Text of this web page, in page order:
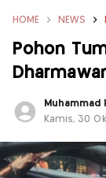
HOME NEWS
Pohon
Muhammad
Kamis, 30